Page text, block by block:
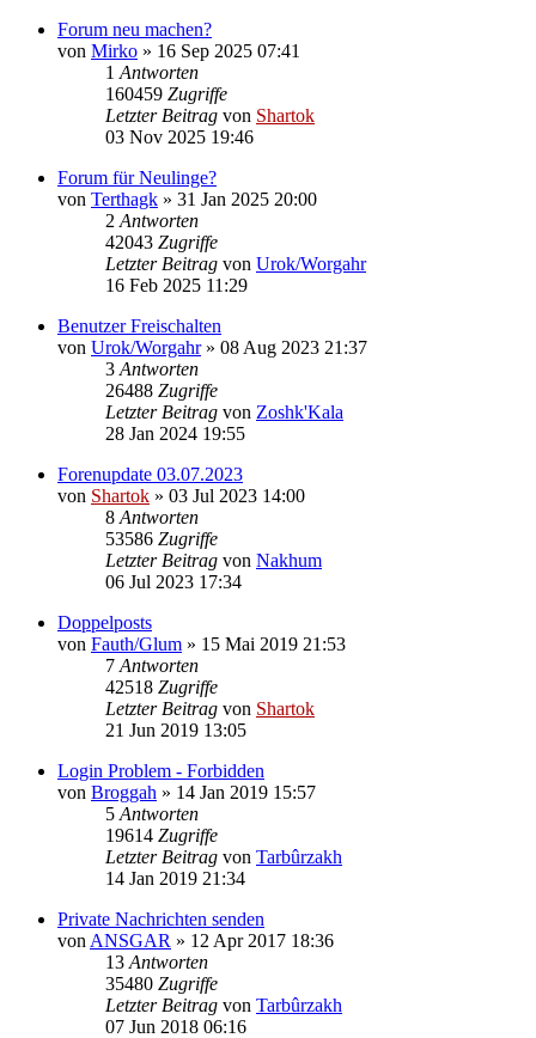
Forum neu machen?
von Mirko » 16 Sep 2025 07:41
1 Antworten
160459 Zugriffe
Letzter Beitrag von Shartok
03 Nov 2025 19:46
Forum für Neulinge?
von Terthagk » 31 Jan 2025 20:00
2 Antworten
42043 Zugriffe
Letzter Beitrag von Urok/Worgahr
16 Feb 2025 11:29
Benutzer Freischalten
von Urok/Worgahr» 08 Aug 2023 21:37
3 Antworten
26488 Zugriffe
Letzter Beitrag von Zoshk'Kala
28 Jan 2024 19:55
Forenupdate 03.07.2023
von Shartok » 03 Jul 2023 14:00
8 Antworten
53586 Zugriffe
Letzter Beitrag von Nakhum
06 Jul 2023 17:34
Doppelposts
von Fauth/Glum » 15 Mai 2019 21:53
7 Antworten
42518 Zugriffe
Letzter Beitrag von Shartok
21 Jun 2019 13:05
Login Problem - Forbidden
von Broggah » 14 Jan 2019 15:57
5 Antworten
19614 Zugriffe
Letzter Beitrag von Tarbûrzakh
14 Jan 2019 21:34
Private Nachrichten senden
von ANSGAR » 12 Apr 2017 18:36
13 Antworten
35480 Zugriffe
Letzter Beitrag von Tarbûrzakh
07 Jun 2018 06:16